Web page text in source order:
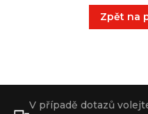
Zpět na
V případě dotazů